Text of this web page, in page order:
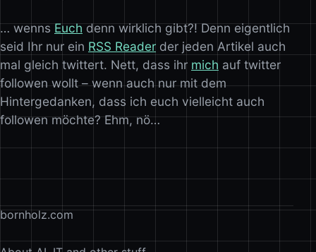
… wennsEuchdenn wirklich gibt?! Denn eigentlich
seid Ihr nur ein RSS Reader der jeden Artikel auch
mal gleich twittert. Nett, dass ihr mich auf twitter
followen wollt – wenn auch nur mit dem
Hintergedanken, dass ich euch vielleicht auch
followen möchte? Ehm, nö…
bornholz.com